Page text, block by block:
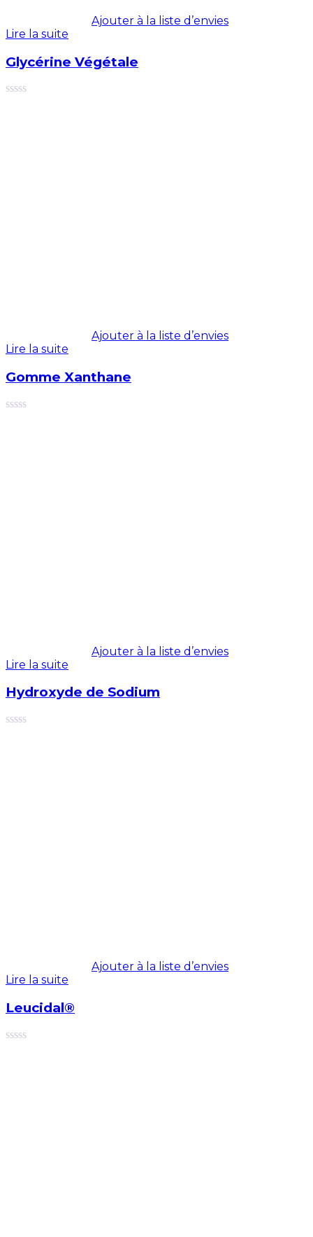
Ajouter à la liste d’envies
Lire la suite
Glycérine Végétale
Ajouter à la liste d’envies
Lire la suite
Gomme Xanthane
Ajouter à la liste d’envies
Lire la suite
Hydroxyde de Sodium
Ajouter à la liste d’envies
Lire la suite
Leucidal®